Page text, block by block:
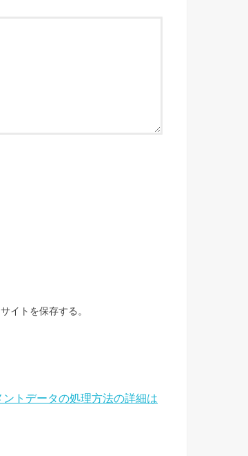
イトを保存する。
ントデータの処理方法の詳細は